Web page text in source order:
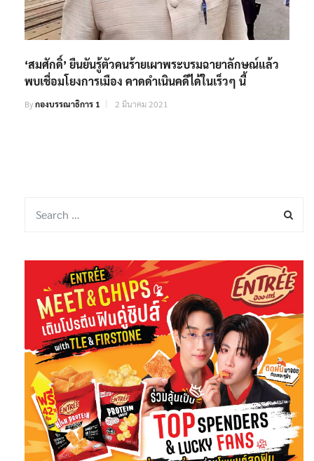
‘สมศักดิ์’ ยืนยันรู้ตัวคนร้ายเผาพระบรมฉายาลักษณ์แล้ว
พบเชื่อมโยงการเมือง คาดดำเนินคดีได้ในเร็วๆ นี้
Byกองบรรณาธิการ 1 2 มีนาคม 2021